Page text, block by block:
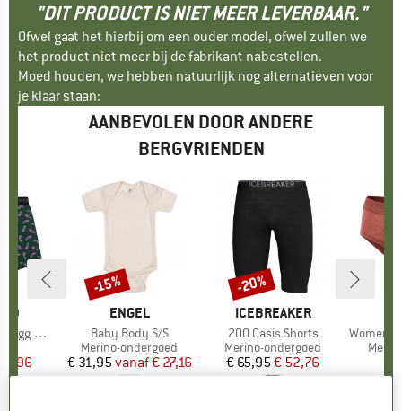
"DIT PRODUCT IS NIET MEER LEVERBAAR."
Ofwel gaat het hierbij om een ouder model, ofwel zullen we
het product niet meer bij de fabrikant nabestellen.
Moed houden, we hebben natuurlijk nog alternatieven voor
je klaar staan:
AANBEVOLEN DOOR ANDERE
BERGVRIENDEN
Plant
prijs
MERK
ENGEL
Artikel
Baby Body S/S
Productgroep
Merino-ondergoed
Prijs
€ 31,95 Verlaagde prijs
vanaf€ 27,16
Korting
-15%
MERK
ICEBREAKER
Artikel
200 Oasis Shorts
Productgroep
Merino-ondergoed
Prijs
€ 65,95Verlaagde prijs
€ 52,76
Korting
-20%
Artikel
Women's